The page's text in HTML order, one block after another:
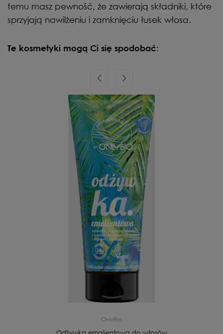
temu masz pewność, że zawierają składniki, które
sprzyjają nawilżeniu i zamknięciu łusek włosa.
Te kosmetyki mogą Ci się spodobać:
OnlyBio